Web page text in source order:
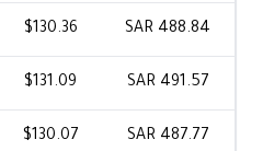
$130.36 SAR 488.84
$131.09 SAR 491.57
$130.07 SAR 487.77